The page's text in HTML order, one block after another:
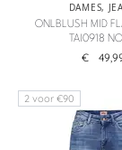
DAMES,
ONLBLUSH MID
TAI0918
€
2 voor €90